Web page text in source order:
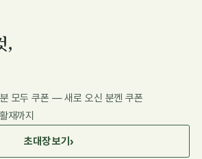
,
모두 쿠폰 — 새로 오신 분껜 쿠폰
재까지
초대장 보기›